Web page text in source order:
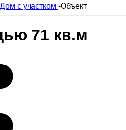
Дом с участком -Объект
71 кв.м